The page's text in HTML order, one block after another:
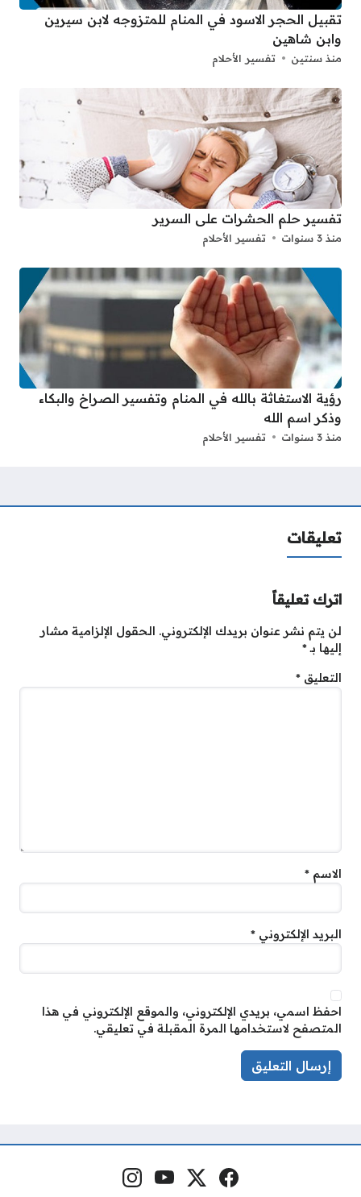
تقبيل الحجر الاسود في المنام للمتزوجه لابن سيرين
وابن شاهين
منذ سنتين تفسير الأحلام
تفسير حلم الحشرات على السرير
منذ 3 سنوات تفسير الأحلام
رؤية الاستغاثة بالله في المنام وتفسير الصراخ والبكاء
وذكر اسم الله
منذ 3 سنوات تفسير الأحلام
تعليقات
اترك تعليقاً
لن يتم نشر عنوان بريدك الإلكتروني. الحقول الإلزامية مشار
إليها بـ*
التعليق *
الاسم *
البريد الإلكتروني *
احفظ اسمي، بريدي الإلكتروني، والموقع الإلكتروني في هذا
المتصفح لاستخدامها المرة المقبلة في تعليقي.
مواقع التواصل فيسبوكمنصة إكس
يوتيوبإنستغرام